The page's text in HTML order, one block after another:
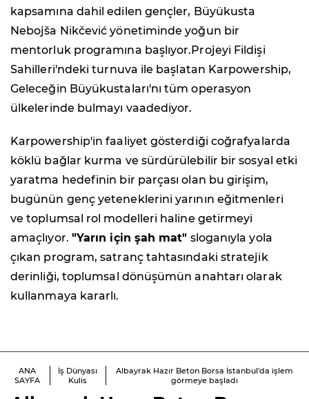
kapsamına dahil edilen gençler, Büyükusta
Nebojša Nikčević yönetiminde yoğun bir
mentorluk programına başlıyor.Projeyi Fildişi
Sahilleri'ndeki turnuva ile başlatan Karpowership,
Geleceğin Büyükustaları'nı tüm operasyon
ülkelerinde bulmayı vaadediyor.
Karpowership'in faaliyet gösterdiği coğrafyalarda
köklü bağlar kurma ve sürdürülebilir bir sosyal etki
yaratma hedefinin bir parçası olan bu girişim,
bugünün genç yeteneklerini yarının eğitmenleri
ve toplumsal rol modelleri haline getirmeyi
amaçlıyor. "Yarın için şah mat" sloganıyla yola
çıkan program, satranç tahtasındaki stratejik
derinliği, toplumsal dönüşümün anahtarı olarak
kullanmaya kararlı.
ANA
SAYFA
İş Dünyası
Kulis
Albayrak Hazır Beton Borsa İstanbul'da işlem
görmeye başladı